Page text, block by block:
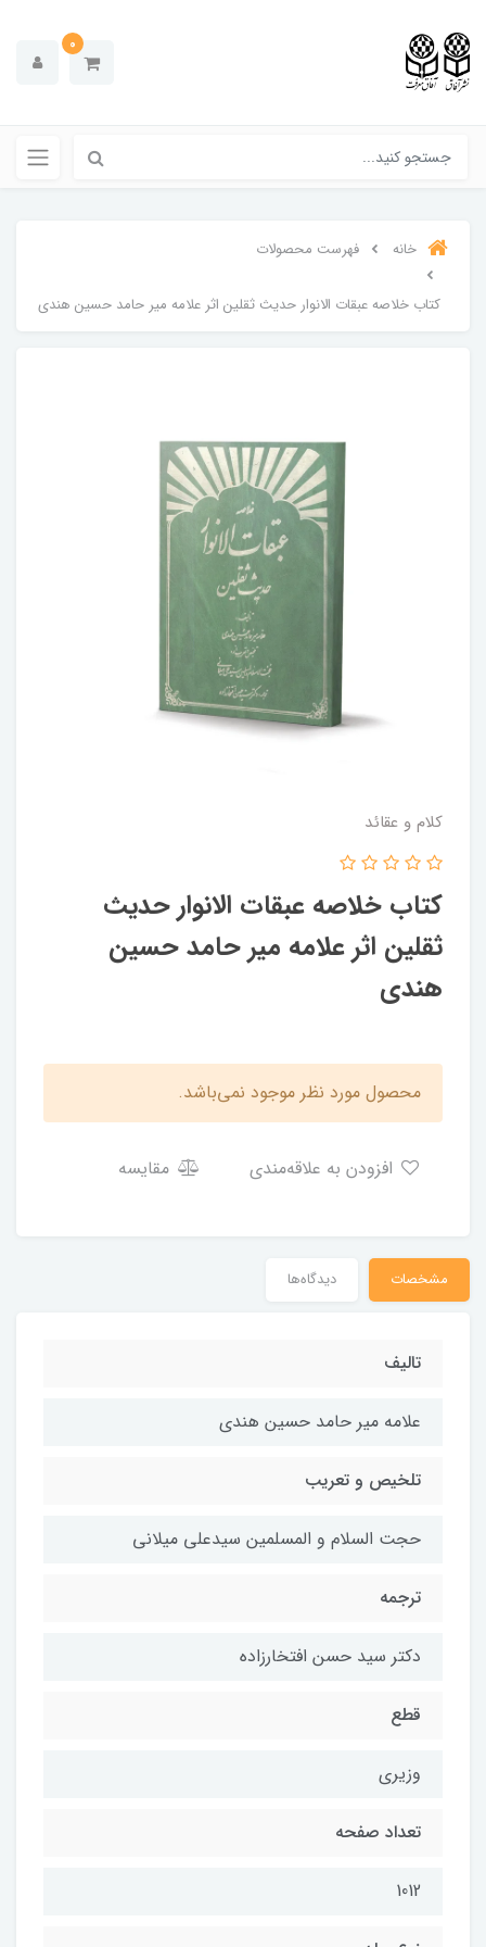
0
خانه فهرست محصولات
کتاب خلاصه عبقات الانوار حدیث ثقلین اثر علامه میر حامد حسین هندی
کلام و عقائد
کتاب خلاصه عبقات الانوار حدیث
ثقلین اثر علامه میر حامد حسین
هندی
محصول مورد نظر موجود نمی‌باشد.
مقایسه
مشخصات دیدگاه‌ها
تالیف
علامه میر حامد حسین هندی
تلخیص و تعریب
حجت السلام و المسلمین سیدعلی میلانی
ترجمه
دکتر سید حسن افتخارزاده
قطع
وزیری
تعداد صفحه
1012